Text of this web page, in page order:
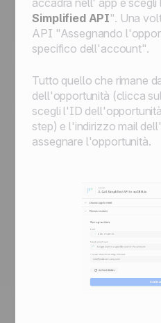
accadrà nell' app e
Simplified API". Una
API "Assegnando
specifico dell'account".
Tutto quello che rimane
dell'opportunità (clicca
scegli l'ID
step) e l'indirizzo mail
assegnare l'opportunità.